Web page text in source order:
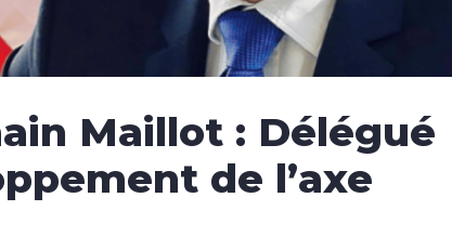
Maillot : Délégué
de l’axe